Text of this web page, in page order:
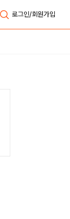
로그인/회원가입